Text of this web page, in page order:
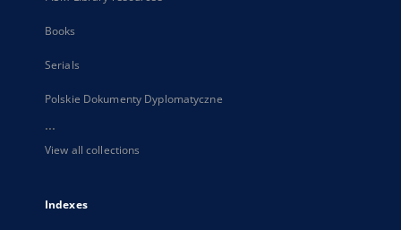
Books
Serials
Polskie Dokumenty Dyplomatyczne
...
View all collections
Indexes